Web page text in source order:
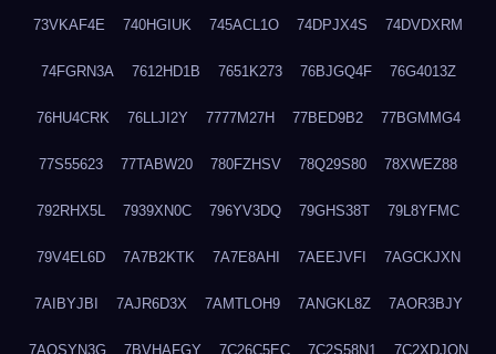
73VKAF4E 740HGIUK 745ACL1O 74DPJX4S 74DVDXRM
74FGRN3A 7612HD1B 7651K273 76BJGQ4F 76G4013Z
76HU4CRK 76LLJI2Y 7777M27H 77BED9B2 77BGMMG4
77S55623 77TABW20 780FZHSV 78Q29S80 78XWEZ88
792RHX5L 7939XN0C 796YV3DQ 79GHS38T 79L8YFMC
79V4EL6D 7A7B2KTK 7A7E8AHI 7AEEJVFI 7AGCKJXN
7AIBYJBI 7AJR6D3X 7AMTLOH9 7ANGKL8Z 7AOR3BJY
7AOSYN3G 7BVHAFGY 7C26C5EC 7C2S58N1 7C2XDJQN